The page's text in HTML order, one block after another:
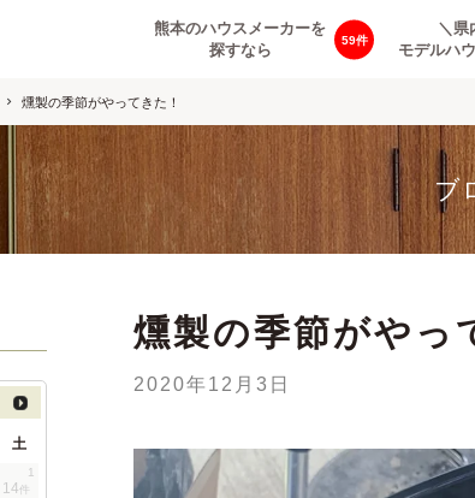
59
熊本のハウスメーカーを
探すなら
＼県
モデルハ
燻製の季節がやってきた！
ブ
土
1
14件
燻製の季節がやっ
2020年12月3日